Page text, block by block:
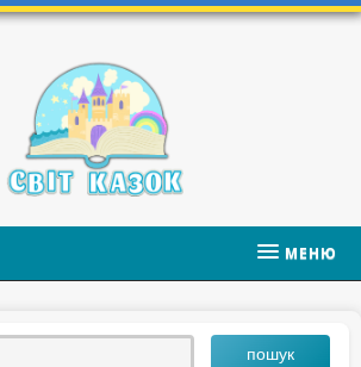
МЕНЮ
пошук